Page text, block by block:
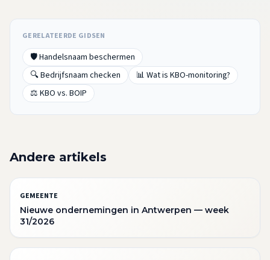
GERELATEERDE GIDSEN
🛡️ Handelsnaam beschermen
🔍 Bedrijfsnaam checken
📊 Wat is KBO-monitoring?
⚖️ KBO vs. BOIP
Andere artikels
GEMEENTE
Nieuwe ondernemingen in Antwerpen — week
31/2026